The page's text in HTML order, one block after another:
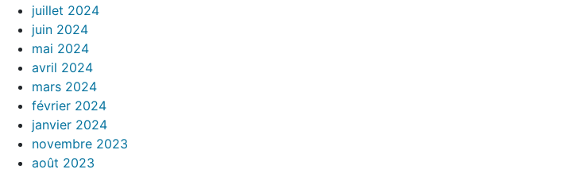
juillet 2024
juin 2024
mai 2024
avril 2024
mars 2024
février 2024
janvier 2024
novembre 2023
août 2023